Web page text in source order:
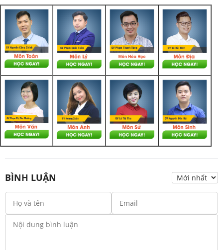
BÌNH LUẬN